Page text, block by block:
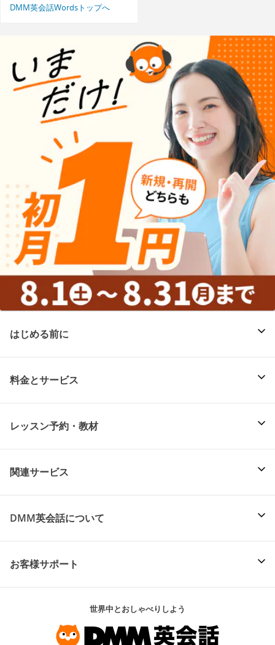
DMM英会話Wordsトップへ
はじめる前に
料金とサービス
レッスン予約・教材
関連サービス
DMM英会話について
お客様サポート
世界中とおしゃべりしよう